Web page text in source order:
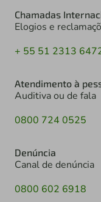
Chamadas
Elogios e
+ 55 51 2313
Atendimento à
Auditiva ou de fala
0800 724 0525
Denúncia
Canal de denúncia
0800 602 6918